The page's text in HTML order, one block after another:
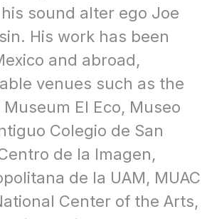
sound alter ego Joe
His work has been
and abroad,
venues such as the
El Eco, Museo
Colegio de San
de la Imagen,
de la UAM, MUAC
Center of the Arts,